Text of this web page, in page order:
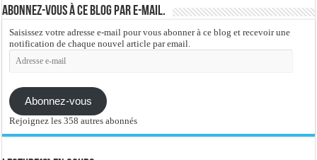
Abonnez-vous à ce blog par e-mail.
Saisissez votre adresse e-mail pour vous abonner à ce blog et recevoir une
notification de chaque nouvel article par email.
Adresse
e-
Abonnez-vous
Rejoignez les 358 autres abonnés